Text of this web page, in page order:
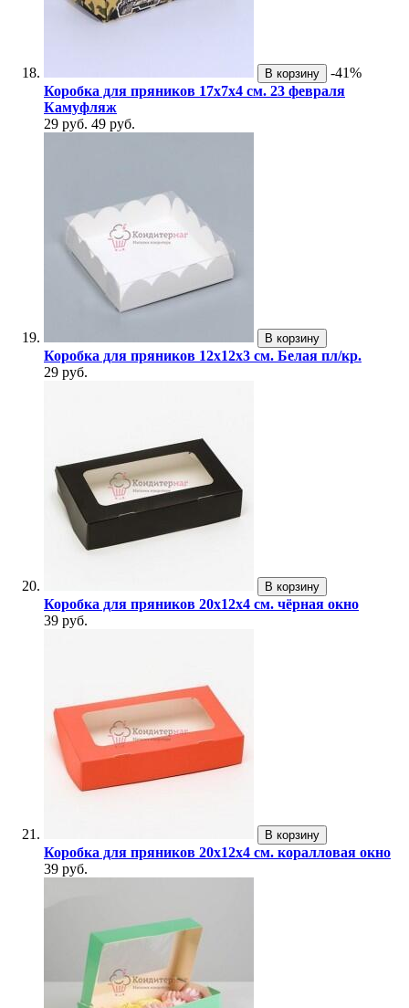
В корзину
-41%
Коробка для пряников 17х7х4 см. 23 февраля
Камуфляж
29 руб. 49 руб.
В корзину
Коробка для пряников 12х12х3 см. Белая пл/кр.
29 руб.
В корзину
Коробка для пряников 20х12х4 см. чёрная окно
39 руб.
В корзину
Коробка для пряников 20х12х4 см. коралловая окно
39 руб.